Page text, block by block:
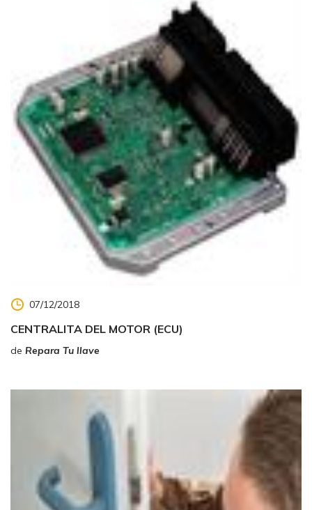
07/12/2018
CENTRALITA DEL MOTOR (ECU)
de Repara Tu llave